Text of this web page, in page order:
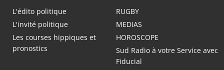
L'édito politique
RUGBY
L'invité politique
MEDIAS
Les courses hippiques et
pronostics
HOROSCOPE
Sud Radio à votre Service avec
Fiducial